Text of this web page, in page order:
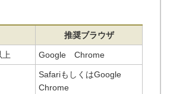
推奨ブラウザ
Google Chrome
SafariもしくはGoogle
Chrome